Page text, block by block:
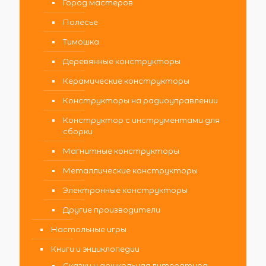
Город мастеров
Полесье
Тимошка
Деревянные конструкторы
Керамические конструкторы
Конструкторы на радиоуправлении
Конструктор с инструментами для
сборки
Магнитные конструкторы
Металлические конструкторы
Электронные конструкторы
Другие производители
Настольные игры
Книги и энциклопедии